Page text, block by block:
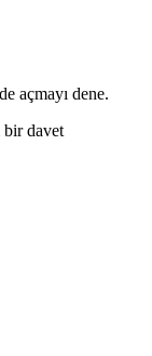
açmayı dene.
bir davet